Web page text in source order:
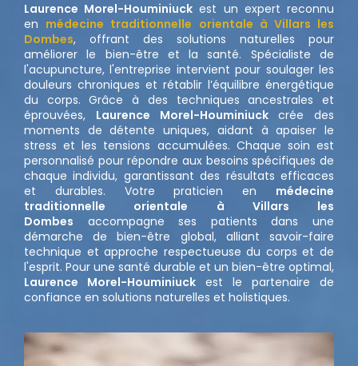
Laurence Morel-Houminiuck est un expert reconnu
en médecine traditionnelle orientale à Villars les
Dombes, offrant des solutions naturelles pour
améliorer le bien-être et la santé. Spécialiste de
l'acupuncture, l'entreprise intervient pour soulager les
douleurs chroniques et rétablir l’équilibre énergétique
du corps. Grâce à des techniques ancestrales et
éprouvées, Laurence Morel-Houminiuckcrée des
moments de détente uniques, aidant à apaiser le
stress et les tensions accumulées. Chaque soin est
personnalisé pour répondre aux besoins spécifiques de
chaque individu, garantissant des résultats efficaces
et durables. Votre praticien en médecine
traditionnelle orientale à Villars les
Dombes accompagne ses patients dans une
démarche de bien-être global, alliant savoir-faire
technique et approche respectueuse du corps et de
l'esprit. Pour une santé durable et un bien-être optimal,
Laurence Morel-Houminiuck est le partenaire de
confiance en solutions naturelles et holistiques.